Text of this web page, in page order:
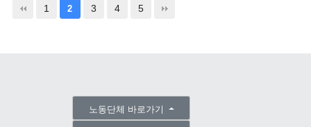
1 2 3 4 5
노동단체 바로가기